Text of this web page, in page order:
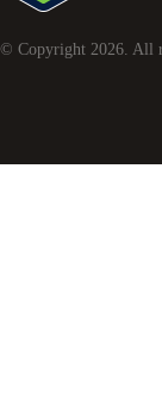
© Copyright 2026 . All